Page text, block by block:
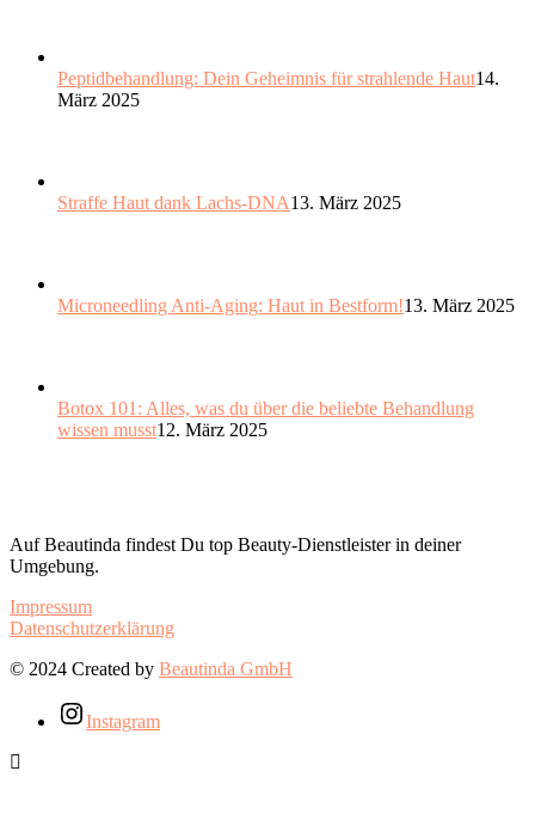
Peptidbehandlung: Dein Geheimnis für strahlende Haut14.
März 2025
Straffe Haut dank Lachs-DNA13. März 2025
Microneedling Anti-Aging: Haut in Bestform!13. März 2025
Botox 101: Alles, was du über die beliebte Behandlung
wissen musst12. März 2025
Auf Beautinda findest Du top Beauty-Dienstleister in deiner
Umgebung.
Impressum
Datenschutzerklärung
© 2024 Created by Beautinda GmbH
Instagram